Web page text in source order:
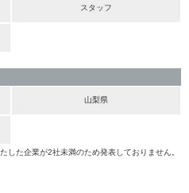
スタッフ
山梨県
た企業が2社未満のため発表しておりません。